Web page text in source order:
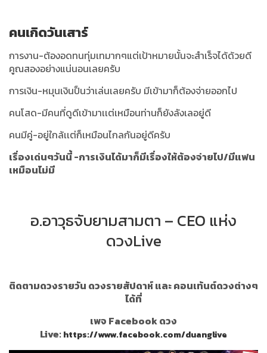
คนเกิดวันเสาร์
การงาน-ต้องอดทนทุ่มเทมากๆแต่เป้าหมายนั้นจะสำเร็จได้ด้วยดี
คูณสองอย่างแน่นอนเลยครับ
การเงิน-หมุนเงินป็นว่าเล่นเลยครับ มีเข้ามาก็ต้องจ่ายออกไป
คนโสด-มีคนที่ดูดีเข้ามาเเต่เหมือนท่านก็ยังลังเลอยู่ดี
คนมีคู่-อยู่ใกล้เเต่ก็เหมือนไกลกันอยู่ดีครับ
เรื่องเด่นๆวันนี้ -การเงินได้มาก็มีเรื่องให้ต้องจ่ายไป/มีแฟน
เหมือนไม่มี
อ.อาวุธจับยามสามตา – CEO แห่ง
ดวงLive
ติดตามดวงรายวัน ดวงรายสัปดาห์ และ คอนเท้นต์ดวงต่างๆ
ได้ที่
เพจ Facebook ดวง
Live:https://www.facebook.com/duanglive